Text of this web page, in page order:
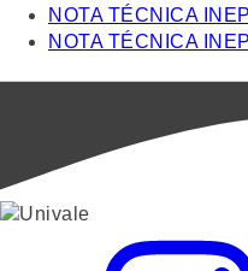
NOTA TÉCNICA
NOTA TÉCNICA